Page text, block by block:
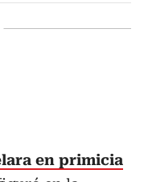
en primicia